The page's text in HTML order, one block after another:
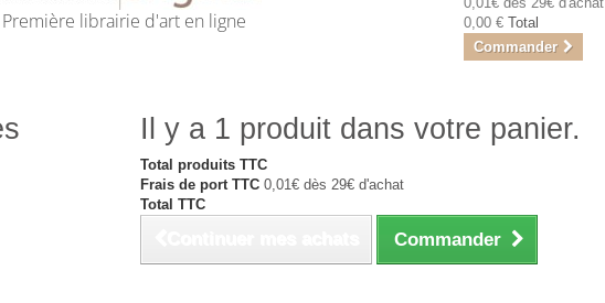
Première librairie d'art en ligne
0,00 € Total
Commander
Il y a 1 produit dans votre panier.
Total produits TTC
Frais de port TTC 0,01€ dès 29€ d'achat
Total TTC
Commander